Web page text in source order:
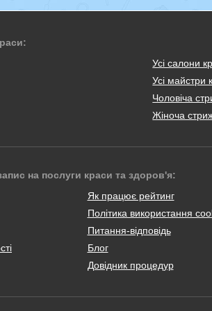
Усі салони
Усі майстри
Чоловіча
Жіноча
на послуги краси та здоров'я:
Як працює рейтинг
Політика використання
Питання-відповідь
Блог
Довідник процедур